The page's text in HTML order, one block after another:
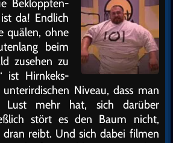
Bekloppten-
da! Endlich
quälen, ohne
beim
zusehen zu
ist Hirnkeks-
Niveau, dass man
Lust mehr hat, sich darüber
stört es den Baum nicht,
reibt. Und sich dabei filmen